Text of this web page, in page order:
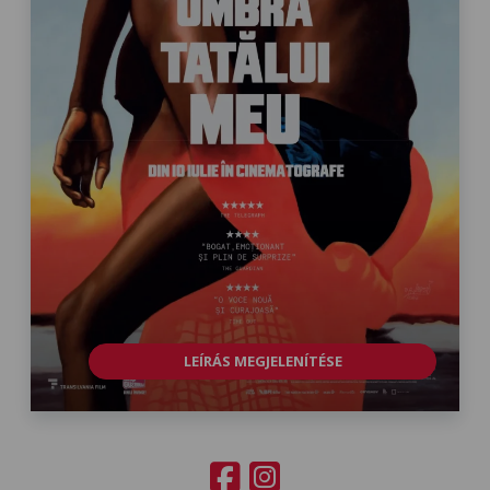
LEÍRÁS MEGJELENÍTÉSE